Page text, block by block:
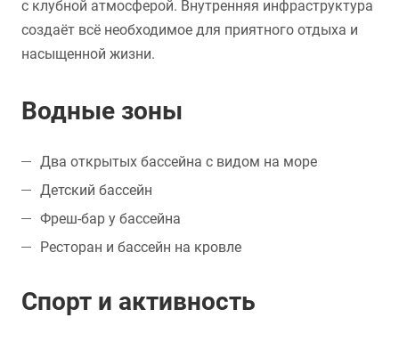
с клубной атмосферой. Внутренняя инфраструктура
создаёт всё необходимое для приятного отдыха и
насыщенной жизни.
Водные зоны
Два открытых бассейна с видом на море
Детский бассейн
Фреш-бар у бассейна
Ресторан и бассейн на кровле
Спорт и активность